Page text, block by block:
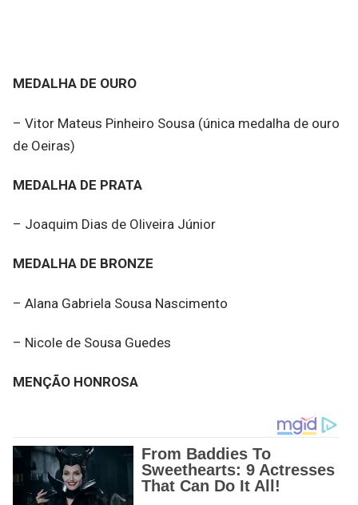
MEDALHA DE OURO
– Vitor Mateus Pinheiro Sousa (única medalha de ouro
de Oeiras)
MEDALHA DE PRATA
– Joaquim Dias de Oliveira Júnior
MEDALHA DE BRONZE
– Alana Gabriela Sousa Nascimento
– Nicole de Sousa Guedes
MENÇÃO HONROSA